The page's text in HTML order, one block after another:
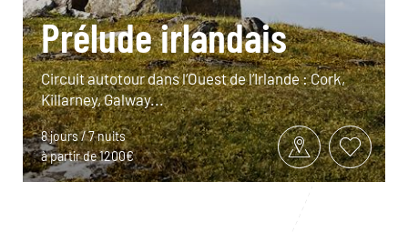
Prélude irlandais
Circuit autotour dans l’Ouest de l’Irlande : Cork,
Killarney, Galway...
8 jours / 7 nuits
à partir de 1200€